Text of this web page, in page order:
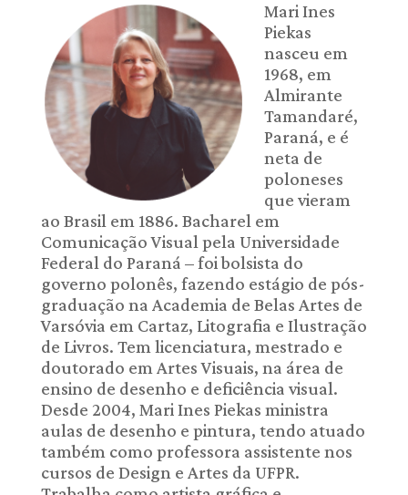
Mari Ines
Piekas
nasceu em
1968, em
Almirante
Tamandaré,
Paraná, e é
neta de
poloneses
que vieram
ao Brasil em 1886. Bacharel em
Comunicação Visual pela Universidade
Federal do Paraná – foi bolsista do
governo polonês, fazendo estágio de pós-
graduação na Academia de Belas Artes de
Varsóvia em Cartaz, Litografia e Ilustração
de Livros. Tem licenciatura, mestrado e
doutorado em Artes Visuais, na área de
ensino de desenho e deficiência visual.
Desde 2004, Mari Ines Piekas ministra
aulas de desenho e pintura, tendo atuado
também como professora assistente nos
cursos de Design e Artes da UFPR.